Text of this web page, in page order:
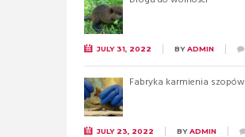
JULY 31, 2022 BYADMIN
Fabryka karmienia szopów
JULY 23, 2022 BYADMIN